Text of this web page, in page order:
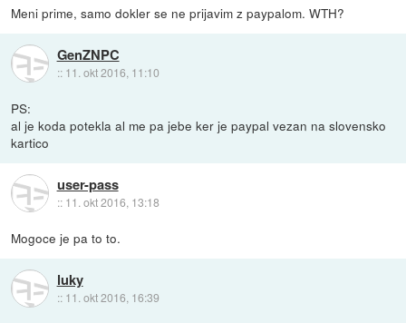
Meni prime, samo dokler se ne prijavim z paypalom. WTH?
GenZNPC
:: 11. okt 2016, 11:10
PS:
al je koda potekla al me pa jebe ker je paypal vezan na slovensko
kartico
user-pass
:: 11. okt 2016, 13:18
Mogoce je pa to to.
luky
:: 11. okt 2016, 16:39